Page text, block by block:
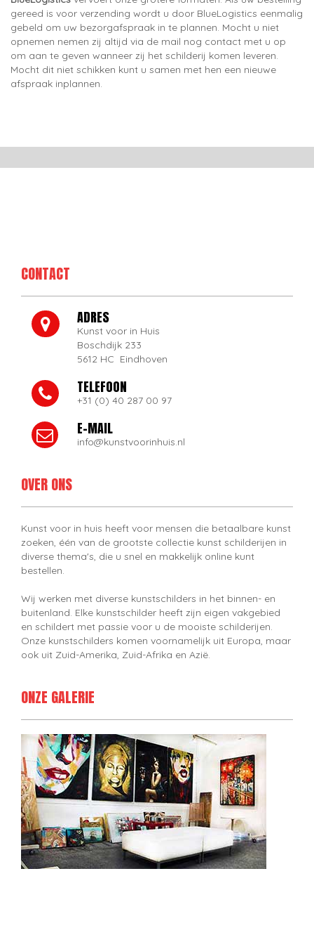
gereed is voor verzending wordt u door BlueLogistics eenmalig
gebeld om uw bezorgafspraak in te plannen. Mocht u niet
opnemen nemen zij altijd via de mail nog contact met u op
om aan te geven wanneer zij het schilderij komen leveren.
Mocht dit niet schikken kunt u samen met hen een nieuwe
afspraak inplannen.
CONTACT
ADRES
Kunst voor in Huis
Boschdijk 233
5612 HC Eindhoven
TELEFOON
+31 (0) 40 287 00 97
E-MAIL
info@kunstvoorinhuis.nl
OVER ONS
Kunst voor in huis heeft voor mensen die betaalbare kunst
zoeken, één van de grootste collectie kunst schilderijen in
diverse thema's, die u snel en makkelijk online kunt
bestellen.
Wij werken met diverse kunstschilders in het binnen- en
buitenland. Elke kunstschilder heeft zijn eigen vakgebied
en schildert met passie voor u de mooiste schilderijen.
Onze kunstschilders komen voornamelijk uit Europa, maar
ook uit Zuid-Amerika, Zuid-Afrika en Azië.
ONZE GALERIE